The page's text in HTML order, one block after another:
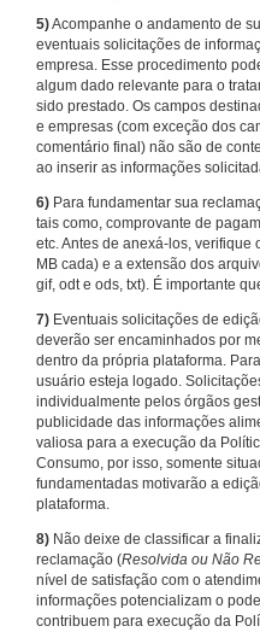
5)Acompanhe o andamento de
eventuais solicitações de
empresa. Esse procedimento
algum dado relevante para o
sido prestado. Os campos
e empresas (com exceção dos
comentário final) não são de
ao inserir as informações
6) Para fundamentar sua
tais como, comprovante de
etc. Antes de anexá-los, verifique
MB cada) e a extensão dos
gif, odt e ods, txt). É importante
7) Eventuais solicitações de
deverão ser encaminhados por
dentro da própria plataforma.
usuário esteja logado.
individualmente pelos órgãos
publicidade das informações
valiosa para a execução da
Consumo, por isso, somente
fundamentadas motivarão a
plataforma.
8) Não deixe de classificar a
reclamação (Resolvida ou Não
nível de satisfação com o
informações potencializam o
contribuem para execução da